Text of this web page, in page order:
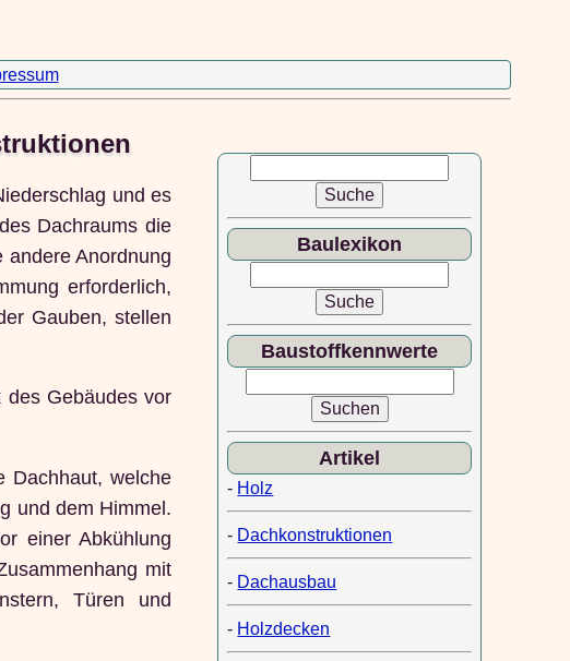
und es
Dachraums die
andere Anordnung
erforderlich,
Gauben, stellen
des Gebäudes vor
Dachhaut, welche
und dem Himmel.
einer Abkühlung
mit
Türen und
Baulexikon
Baustoffkennwerte
Artikel
- Holz
- Dachkonstruktionen
- Dachausbau
- Holzdecken